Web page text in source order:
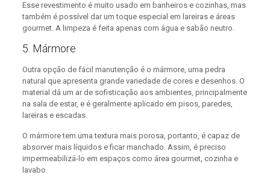
Esse revestimento é muito usado em banheiros e cozinhas, mas
também é possível dar um toque especial em lareiras e áreas
gourmet. A limpeza é feita apenas com água e sabão neutro.
5. Mármore
Outra opção de fácil manutenção é o mármore, uma pedra
natural que apresenta grande variedade de cores e desenhos. O
material dá um ar de sofisticação aos ambientes, principalmente
na sala de estar, e é geralmente aplicado em pisos, paredes,
lareiras e escadas.
O mármore tem uma textura mais porosa, portanto, é capaz de
absorver mais líquidos e ficar manchado. Assim, é preciso
impermeabilizá-lo em espaços como área gourmet, cozinha e
lavabo.